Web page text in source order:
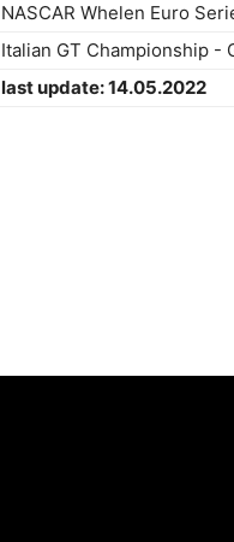
NASCAR Whelen Euro
Italian GT Championship -
last update: 14.05.2022